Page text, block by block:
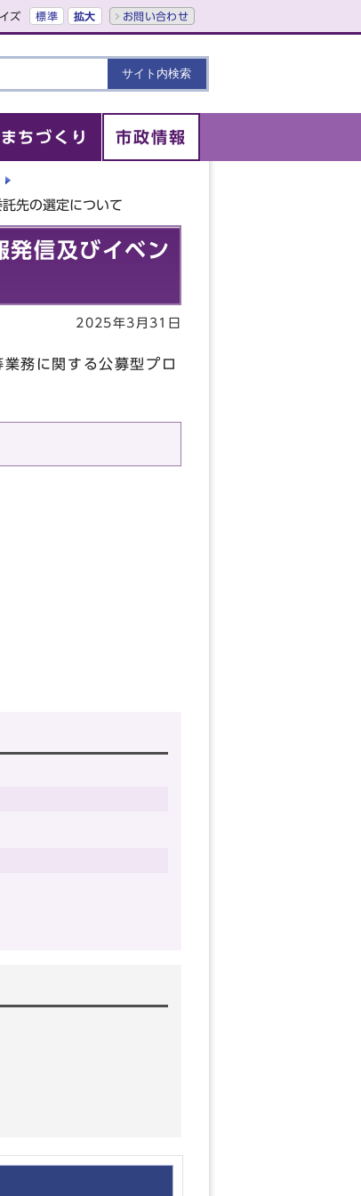
ズ 標準 拡大 お問い合わせ
まちづくり 市政情報
先の選定について
発信及びイベン
2025年3月31日
務に関する公募型プロ